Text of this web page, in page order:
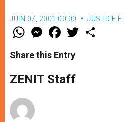
JUIN 07, 2001 00:00 JUSTICE
W
t
s
p
p
M
e
s
e
g
e
F
a
e
b
o
k
w
Share this Entry
ZENIT Staff